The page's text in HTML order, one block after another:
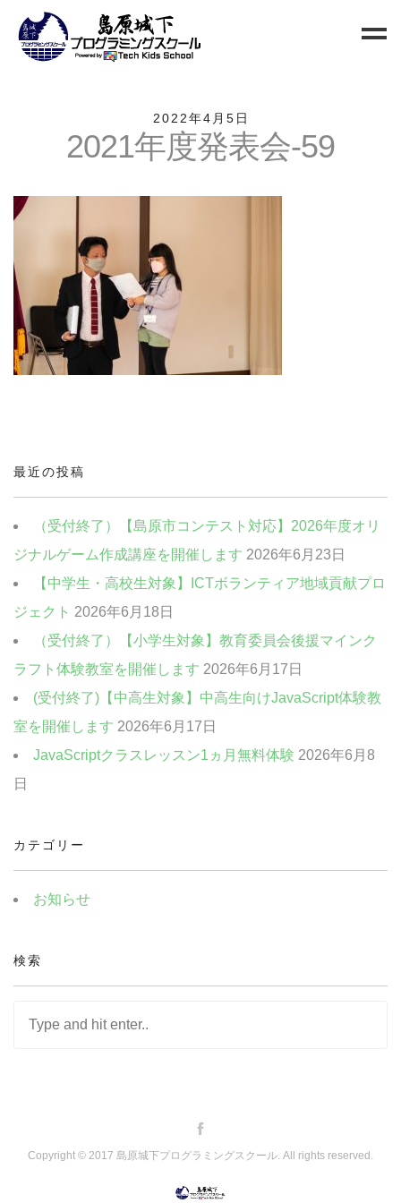
お問い合わせ
小中高校生向けクラス
QUREO初級クラス
QUREO中級クラス
電子工作部
2022年4月5日
2021年度発表会-59
最近の投稿
（受付終了）【島原市コンテスト対応】2026年度オリ
ジナルゲーム作成講座を開催します 2026年6月23日
【中学生・高校生対象】ICTボランティア地域貢献プロ
ジェクト 2026年6月18日
（受付終了）【小学生対象】教育委員会後援マインク
ラフト体験教室を開催します 2026年6月17日
(受付終了)【中高生対象】中高生向けJavaScript体験教
室を開催します 2026年6月17日
JavaScriptクラスレッスン1ヵ月無料体験 2026年6月8
日
カテゴリー
お知らせ
検索
Copyright © 2017 島原城下プログラミングスクール. All rights reserved.